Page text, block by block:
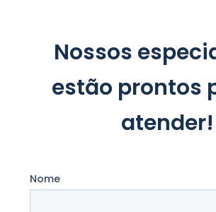
Nossos
estão prontos
atender!
Nome